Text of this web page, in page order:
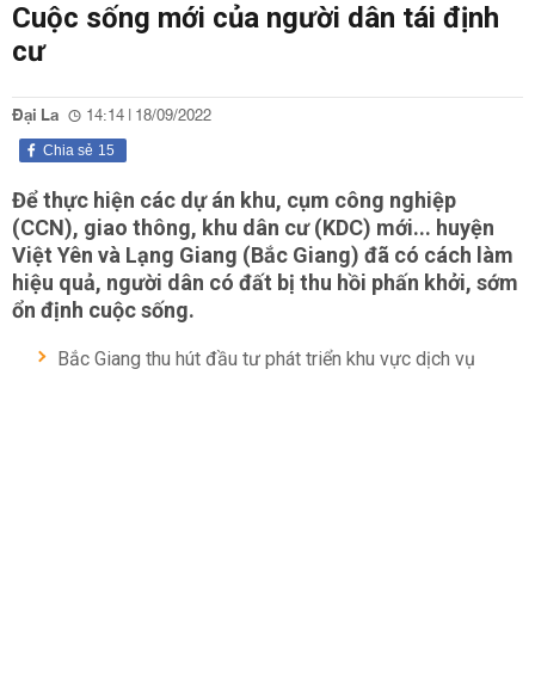
Cuộc sống mới của người dân tái định
cư
Đại La 14:14 | 18/09/2022
15
Chia sẻ
Để thực hiện các dự án khu, cụm công nghiệp
(CCN), giao thông, khu dân cư (KDC) mới... huyện
Việt Yên và Lạng Giang (Bắc Giang) đã có cách làm
hiệu quả, người dân có đất bị thu hồi phấn khởi, sớm
ổn định cuộc sống.
Bắc Giang thu hút đầu tư phát triển khu vực dịch vụ